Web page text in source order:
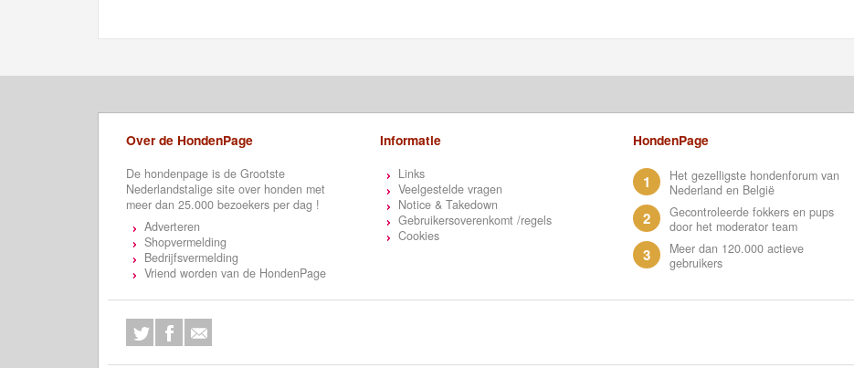
Over de HondenPage
De hondenpage is de Grootste
Nederlandstalige site over honden met
meer dan 25.000 bezoekers per dag !
Adverteren
Shopvermelding
Bedrijfsvermelding
Vriend worden van de HondenPage
Informatie
Links
Veelgestelde vragen
Notice & Takedown
Gebruikersoverenkomt /regels
Cookies
HondenPage
1
Het gezelligste hondenforum van
Nederland en België
2
Gecontroleerde fokkers en pups
door het moderator team
3
Meer dan 120.000 actieve
gebruikers